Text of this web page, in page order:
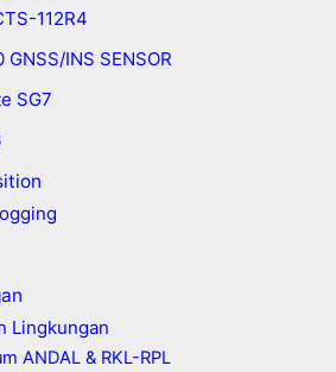
112R4
GNSS/INS SENSOR
SG7
Lingkungan
ANDAL & RKL-RPL